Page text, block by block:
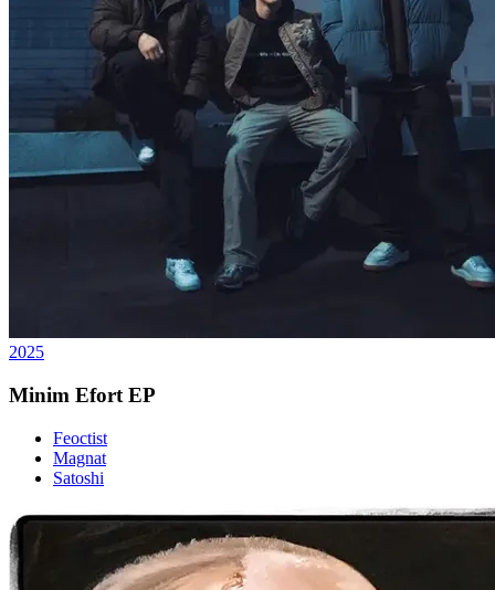
2025
Minim Efort EP
Feoctist
Magnat
Satoshi